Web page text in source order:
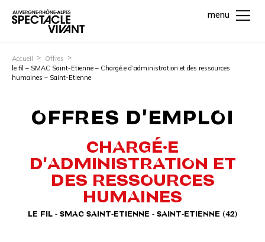
menu
Accueil
Offres
le fil – SMAC Saint-Etienne – Chargé.e d’administration et des ressources
humaines – Saint-Etienne
OFFRES D'EMPLOI
CHARGÉ·E
D'ADMINISTRATION ET
DES RESSOURCES
HUMAINES
LE FIL - SMAC SAINT-ETIENNE - SAINT-ETIENNE (42)